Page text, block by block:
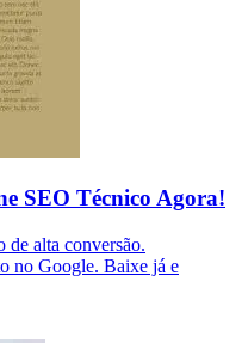
SEO Técnico Agora!
de alta conversão.
no Google. Baixe já e